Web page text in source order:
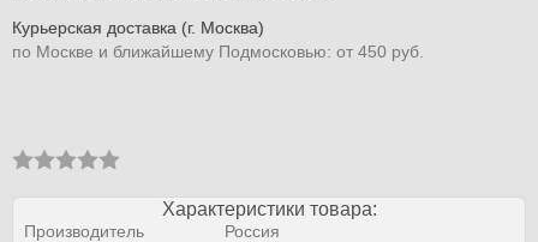
Курьерская доставка (г. Москва)
по Москве и ближайшему Подмосковью: от 450 руб.
Характеристики товара:
Производитель
Россия